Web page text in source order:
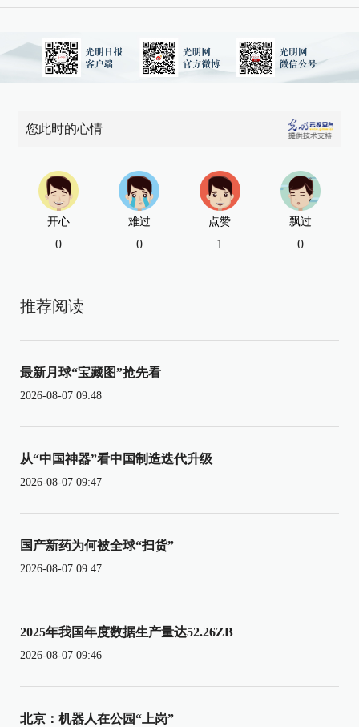
您此时的心情
开心
0
难过
0
点赞
1
飘过
0
推荐阅读
最新月球“宝藏图”抢先看
2026-08-07 09:48
从“中国神器”看中国制造迭代升级
2026-08-07 09:47
国产新药为何被全球“扫货”
2026-08-07 09:47
2025年我国年度数据生产量达52.26ZB
2026-08-07 09:46
北京：机器人在公园“上岗”